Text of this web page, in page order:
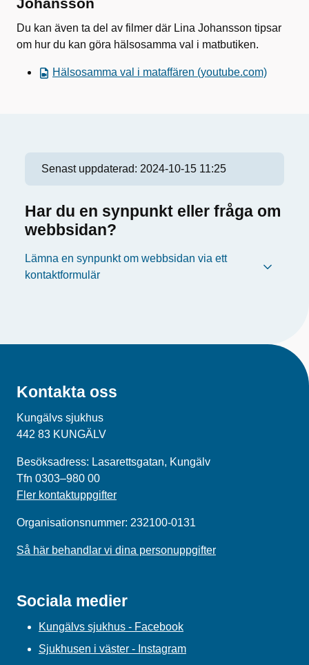
Johansson
Du kan även ta del av filmer där Lina Johansson tipsar
om hur du kan göra hälsosamma val i matbutiken.
Hälsosamma val i mataffären (youtube.com)
Senast uppdaterad: 2024-10-15 11:25
Har du en synpunkt eller fråga om
webbsidan?
Lämna en synpunkt om webbsidan via ett
kontaktformulär
Kontakta oss
Kungälvs sjukhus
442 83 KUNGÄLV
Besöksadress: Lasarettsgatan, Kungälv
Tfn 0303–980 00
Fler kontaktuppgifter
Organisationsnummer: 232100-0131
Så här behandlar vi dina personuppgifter
Sociala medier
Kungälvs sjukhus - Facebook
Sjukhusen i väster - Instagram